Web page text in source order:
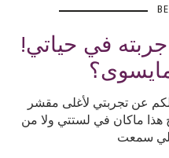
في حياتي!
عن تجربتي لأغلى مقشر
ماكان في لستتي ولا من